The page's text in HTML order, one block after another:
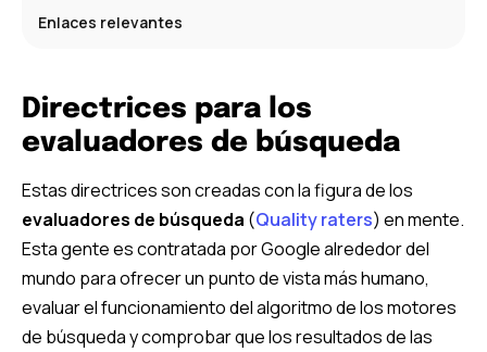
Enlaces relevantes
Directrices para los
evaluadores de búsqueda
Estas directrices son creadas con la figura de los
evaluadores de búsqueda (Quality raters) en mente.
Esta gente es contratada por Google alrededor del
mundo para ofrecer un punto de vista más humano,
evaluar el funcionamiento del algoritmo de los motores
de búsqueda y comprobar que los resultados de las